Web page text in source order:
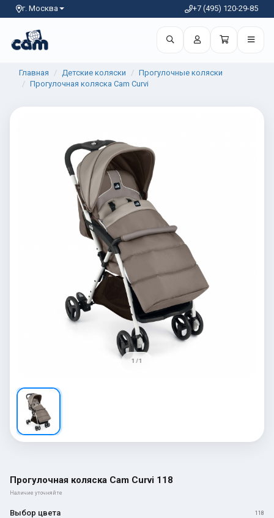
г. Москва +7 (495) 120-29-85
Главная Детские коляски
Прогулочные коляски
Прогулочная коляска Cam Curvi
1 / 1
Прогулочная коляска Cam Curvi 118
Наличие уточняйте
Выбор цвета 118